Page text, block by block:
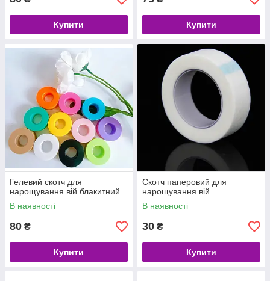
Купити Купити
Гелевий скотч для
нарощування вій блакитний
В наявності
80 ₴
Купити
Скотч паперовий для
нарощування вій
В наявності
30 ₴
Купити